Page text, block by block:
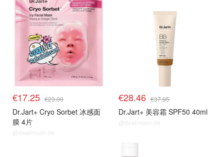
€17.25 €23.00
Dr.Jart+ Cryo Sorbet 冰感面
膜 4片
@dealmoon.de
€28.46 €37.95
Dr.Jart+ 美容霜 SPF50 40ml
@dealmoon.de